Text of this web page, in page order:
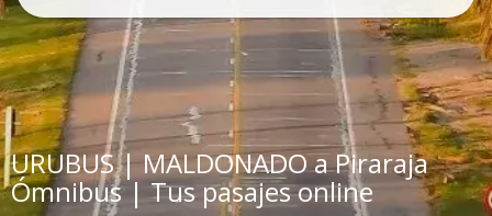
URUBUS | MALDONADO a Piraraja
Ómnibus | Tus pasajes online